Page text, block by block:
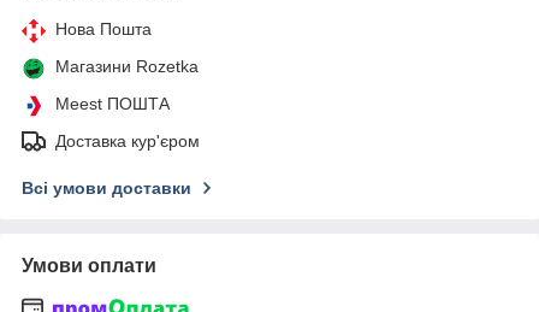
Нова Пошта
Магазини Rozetka
Meest ПОШТА
Доставка кур'єром
Всі умови доставки
Умови оплати